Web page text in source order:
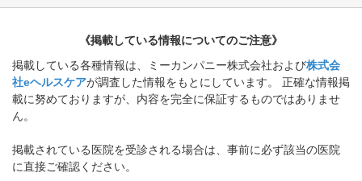
《掲載している情報についてのご注意》
掲載している各種情報は、ミーカンパニー株式会社および株式会
社eヘルスケアが調査した情報をもとにしています。 正確な情報掲
載に努めておりますが、内容を完全に保証するものではありませ
ん。
掲載されている医院を受診される場合は、事前に必ず該当の医院
に直接ご確認ください。